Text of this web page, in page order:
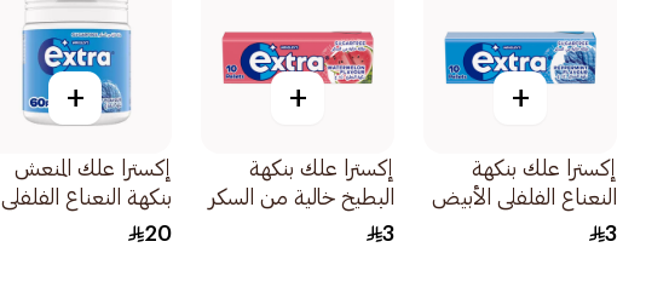
+
إكسترا علك بنكهة
النعناع الفلفلي الأبيض
خالي من السكر 10قطع
3
+
إكسترا علك بنكهة
البطيخ خالية من السكر
10قطع
3
+
إكسترا علك المنعش
بنكهة النعناع الفلفلي
خالي من السكر
20